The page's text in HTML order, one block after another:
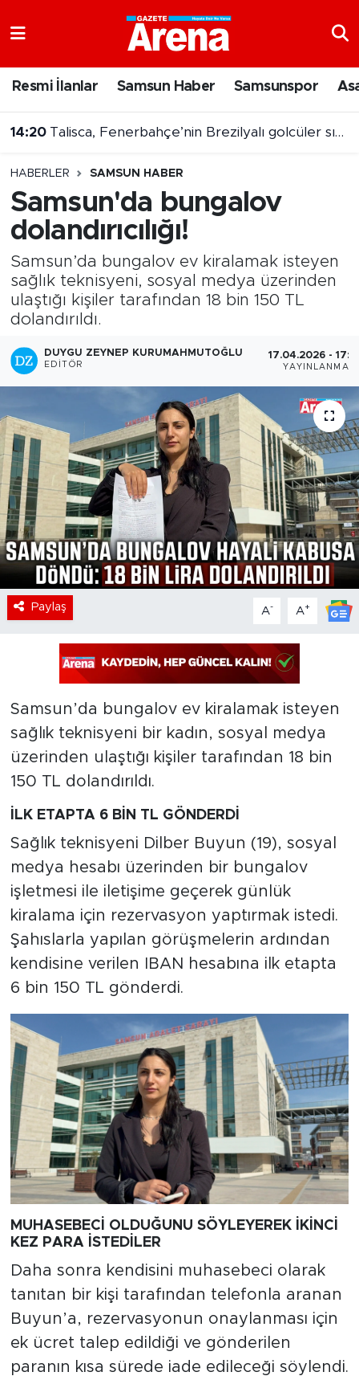
Resmi İlanlar Samsun Haber Samsunspor
14:20 Talisca, Fenerbahçe’nin Brezilyalı golcüler sıralamasında yükseldi
HABERLER SAMSUN HABER
Samsun'da bungalov
dolandırıcılığı!
Samsun’da bungalov ev kiralamak isteyen
sağlık teknisyeni, sosyal medya üzerinden
ulaştığı kişiler tarafından 18 bin 150 TL
dolandırıldı.
DUYGU ZEYNEP KURUMAHMUTOĞLU
EDITÖR
17.04.2026 -
YAYINLANMA
Paylaş A- A+
Samsun’da bungalov ev kiralamak isteyen
sağlık teknisyeni bir kadın, sosyal medya
üzerinden ulaştığı kişiler tarafından 18 bin
150 TL dolandırıldı.
İLK ETAPTA 6 BİN TL GÖNDERDİ
Sağlık teknisyeni Dilber Buyun (19), sosyal
medya hesabı üzerinden bir bungalov
işletmesi ile iletişime geçerek günlük
kiralama için rezervasyon yaptırmak istedi.
Şahıslarla yapılan görüşmelerin ardından
kendisine verilen IBAN hesabına ilk etapta
6 bin 150 TL gönderdi.
MUHASEBECİ OLDUĞUNU SÖYLEYEREK İKİNCİ
KEZ PARA İSTEDİLER
Daha sonra kendisini muhasebeci olarak
tanıtan bir kişi tarafından telefonla aranan
Buyun’a, rezervasyonun onaylanması için
ek ücret talep edildiği ve gönderilen
paranın kısa sürede iade edileceği söylendi.
Samsun Namaz Vakitleri
Süper Lig Puan Durumu ve Fikstür
Tüm Manşetler
Son Dakika Haberleri
Haber Arşivi